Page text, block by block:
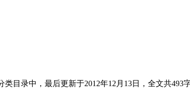
类目录中，最后更新于2012年12月13日，全文共493